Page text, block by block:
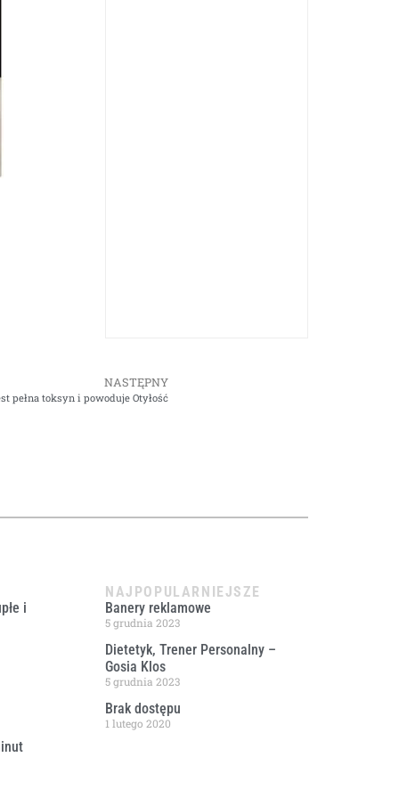
NASTĘPNY
pełna toksyn i powoduje Otyłość
i
NAJPOPULARNIEJSZE
Banery reklamowe
5 grudnia 2023
Dietetyk, Trener Personalny –
Gosia Klos
5 grudnia 2023
Brak dostępu
1 lutego 2020